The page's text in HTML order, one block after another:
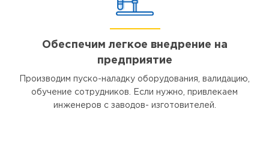
Обеспечим легкое внедрение на
предприятие
Производим пуско-наладку оборудования, валидацию,
обучение сотрудников. Если нужно, привлекаем
инженеров с заводов- изготовителей.